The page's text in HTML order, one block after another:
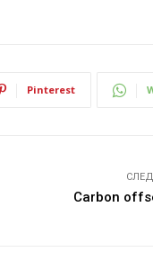
Pinterest
Carbon